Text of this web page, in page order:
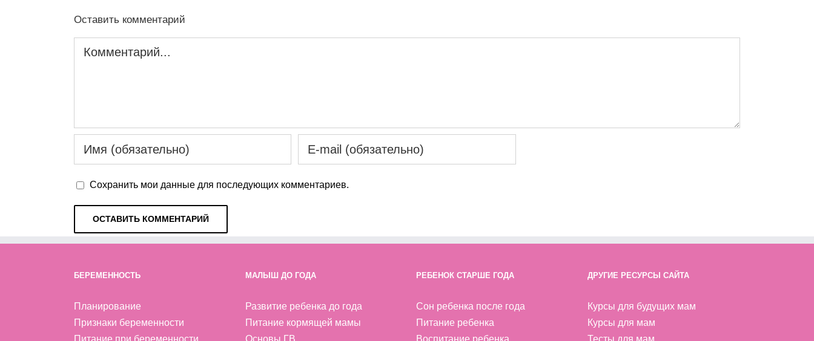
Оставить комментарий
Сохранить мои данные для последующих комментариев.
БЕРЕМЕННОСТЬ
Планирование
Признаки беременности
Питание при беременности
МАЛЫШ ДО ГОДА
Развитие ребенка до года
Питание кормящей мамы
Основы ГВ
РЕБЕНОК СТАРШЕ ГОДА
Сон ребенка после года
Питание ребенка
Воспитание ребенка
ДРУГИЕ РЕСУРСЫ САЙТА
Курсы для будущих мам
Курсы для мам
Тесты для мам